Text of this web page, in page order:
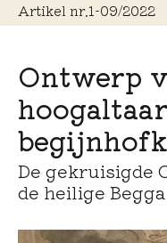
Artikel nr.1-09/2022
Ontwerp
De gekruisigde
de heilige Begga